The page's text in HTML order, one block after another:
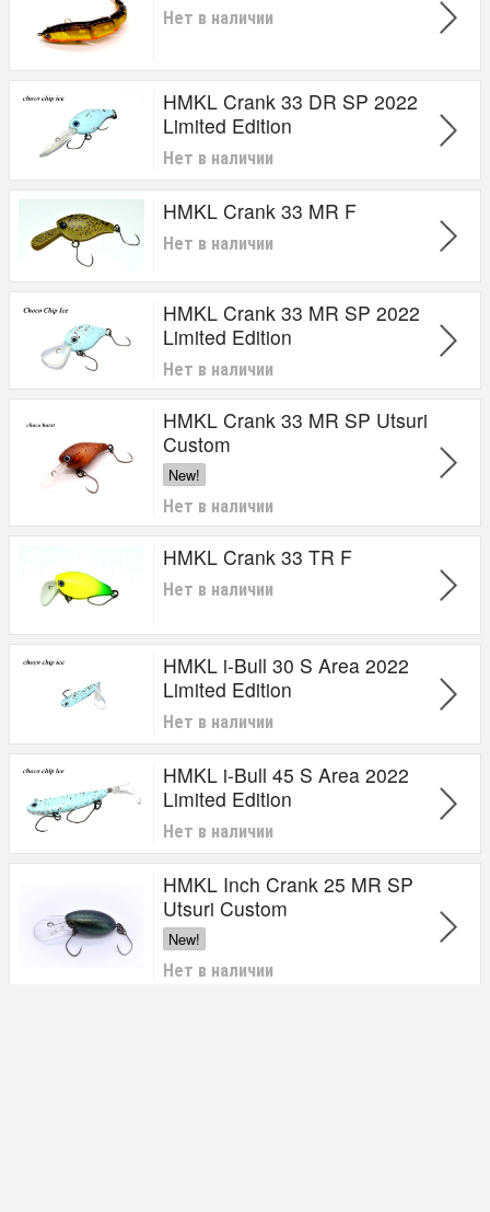
Нет в наличии
HMKL Crank 33 DR SP 2022
Limited Edition
Нет в наличии
HMKL Crank 33 MR F
Нет в наличии
HMKL Crank 33 MR SP 2022
Limited Edition
Нет в наличии
HMKL Crank 33 MR SP Utsuri
Custom
New!
Нет в наличии
HMKL Crank 33 TR F
Нет в наличии
HMKL i-Bull 30 S Area 2022
Limited Edition
Нет в наличии
HMKL i-Bull 45 S Area 2022
Limited Edition
Нет в наличии
HMKL Inch Crank 25 MR SP
Utsuri Custom
New!
Нет в наличии